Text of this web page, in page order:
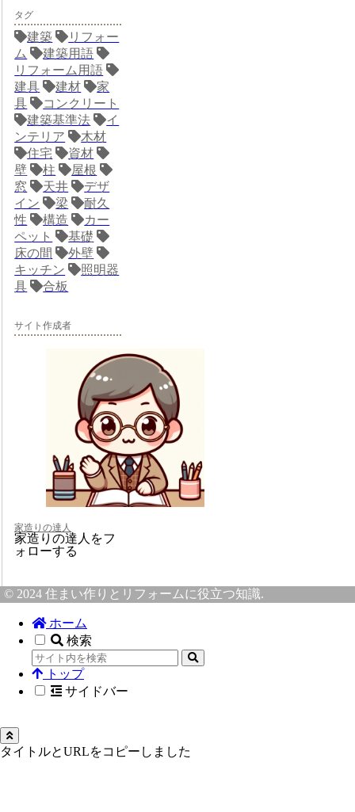
タグ
建築
リフォー
ム
建築用語
リフォーム用語
建具
建材
家
具
コンクリート
建築基準法
イ
ンテリア
木材
住宅
資材
壁
柱
屋根
窓
天井
デザ
イン
梁
耐久
性
構造
カー
ペット
基礎
床の間
外壁
キッチン
照明器
具
合板
サイト作成者
家造りの達人
家造りの達人をフ
ォローする
© 2024 住まい作りとリフォームに役立つ知識.
ホーム
検索
トップ
サイドバー
タイトルとURLをコピーしました